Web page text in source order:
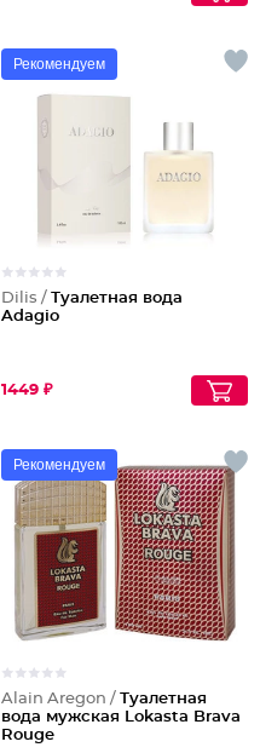
Рекомендуем
Dilis / Туалетная вода
Adagio
1449 ₽
Рекомендуем
Alain Aregon / Туалетная
вода мужская Lokasta Brava
Rouge